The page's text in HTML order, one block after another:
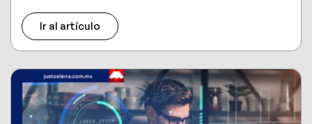
Ir al artículo